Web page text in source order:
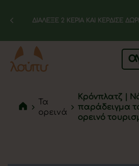
ΔΙΑΛΕΞΕ 2 ΚΕΡΙΑ ΚΑΙ ΚΕΡΔΙΣΕ
Τα
ορεινά
Κρόνπλατζ |
παράδειγμα
ορεινό